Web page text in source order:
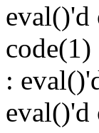
eval()'d
:
eval()'d